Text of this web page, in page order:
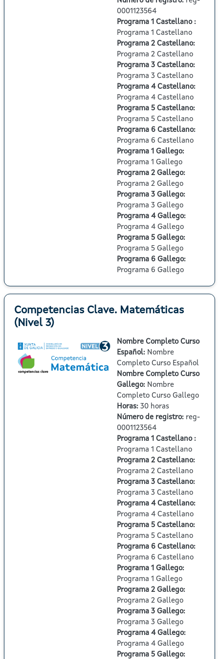
0001123564
Programa 1 Castellano :
Programa 1 Castellano
Programa 2 Castellano:
Programa 2 Castellano
Programa 3 Castellano:
Programa 3 Castellano
Programa 4 Castellano:
Programa 4 Castellano
Programa 5 Castellano:
Programa 5 Castellano
Programa 6 Castellano:
Programa 6 Castellano
Programa 1 Gallego:
Programa 1 Gallego
Programa 2 Gallego:
Programa 2 Gallego
Programa 3 Gallego:
Programa 3 Gallego
Programa 4 Gallego:
Programa 4 Gallego
Programa 5 Gallego:
Programa 5 Gallego
Programa 6 Gallego:
Programa 6 Gallego
Competencias Clave. Matemáticas
(Nivel 3)
Nombre Completo Curso
Español: Nombre
Completo Curso Español
Nombre Completo Curso
Gallego: Nombre
Completo Curso Gallego
Horas: 30 horas
Número de registro: reg-
0001123564
Programa 1 Castellano :
Programa 1 Castellano
Programa 2 Castellano:
Programa 2 Castellano
Programa 3 Castellano:
Programa 3 Castellano
Programa 4 Castellano:
Programa 4 Castellano
Programa 5 Castellano:
Programa 5 Castellano
Programa 6 Castellano:
Programa 6 Castellano
Programa 1 Gallego:
Programa 1 Gallego
Programa 2 Gallego:
Programa 2 Gallego
Programa 3 Gallego:
Programa 3 Gallego
Programa 4 Gallego:
Programa 4 Gallego
Programa 5 Gallego: